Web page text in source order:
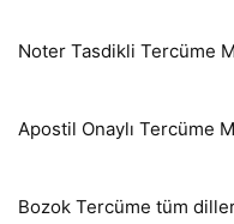
Noter Tasdikli Tercüme
Apostil Onaylı Tercüme
Bozok Tercüme tüm